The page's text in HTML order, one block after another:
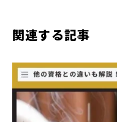
関連する記事